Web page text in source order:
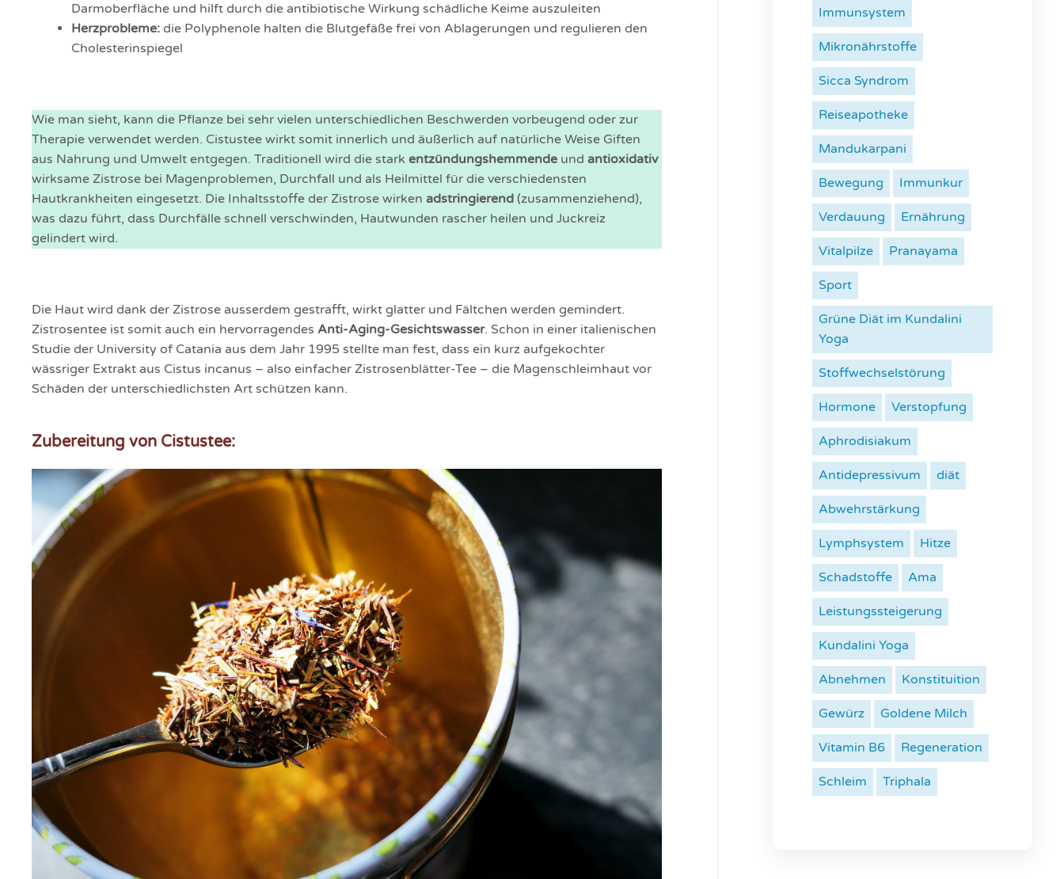
Darmoberfläche und hilft durch die antibiotische Wirkung schädliche Keime auszuleiten
Herzprobleme: die Polyphenole halten die Blutgefäße frei von Ablagerungen und regulieren den
Cholesterinspiegel
Wie man sieht, kann die Pflanze bei sehr vielen unterschiedlichen Beschwerden vorbeugend oder zur
Therapie verwendet werden. Cistustee wirkt somit innerlich und äußerlich auf natürliche Weise Giften
aus Nahrung und Umwelt entgegen. Traditionell wird die stark entzündungshemmende und antioxidativ
wirksame Zistrose bei Magenproblemen, Durchfall und als Heilmittel für die verschiedensten
Hautkrankheiten eingesetzt. Die Inhaltsstoffe der Zistrose wirken adstringierend (zusammenziehend),
was dazu führt, dass Durchfälle schnell verschwinden, Hautwunden rascher heilen und Juckreiz
gelindert wird.
Die Haut wird dank der Zistrose ausserdem gestrafft, wirkt glatter und Fältchen werden gemindert.
Zistrosentee ist somit auch ein hervorragendes Anti-Aging-Gesichtswasser. Schon in einer italienischen
Studie der University of Catania aus dem Jahr 1995 stellte man fest, dass ein kurz aufgekochter
wässriger Extrakt aus Cistus incanus – also einfacher Zistrosenblätter-Tee – die Magenschleimhaut vor
Schäden der unterschiedlichsten Art schützen kann.
Zubereitung von Cistustee:
Immunsystem
Mikronährstoffe
Sicca Syndrom
Reiseapotheke
Mandukarpani
Bewegung Immunkur
Verdauung Ernährung
Vitalpilze Pranayama
Sport
Grüne Diät im Kundalini
Yoga
Stoffwechselstörung
Hormone Verstopfung
Aphrodisiakum
Antidepressivum diät
Abwehrstärkung
Lymphsystem Hitze
Schadstoffe Ama
Leistungssteigerung
Kundalini Yoga
Abnehmen Konstituition
Gewürz Goldene Milch
Vitamin B6 Regeneration
Schleim Triphala